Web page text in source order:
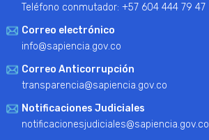
Teléfono conmutador: +57 604 444 79 47
Correo electrónico
info@sapiencia.gov.co
Correo Anticorrupción
transparencia@sapiencia.gov.co
Notificaciones Judiciales
notificacionesjudiciales@sapiencia.gov.co